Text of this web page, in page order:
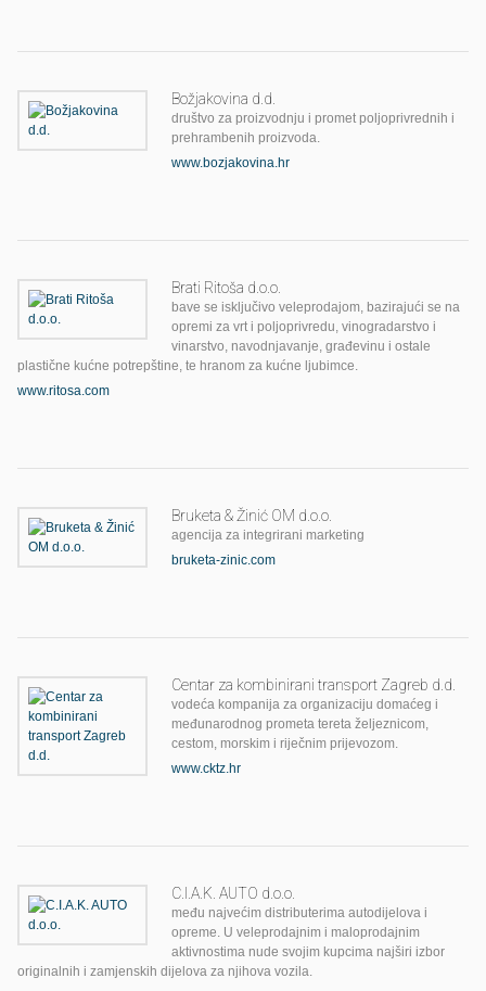
Božjakovina d.d.
društvo za proizvodnju i promet poljoprivrednih i
prehrambenih proizvoda.
www.bozjakovina.hr
Brati Ritoša d.o.o.
bave se isključivo veleprodajom, bazirajući se na
opremi za vrt i poljoprivredu, vinogradarstvo i
vinarstvo, navodnjavanje, građevinu i ostale
plastične kućne potrepštine, te hranom za kućne ljubimce.
www.ritosa.com
Bruketa & Žinić OM d.o.o.
agencija za integrirani marketing
bruketa-zinic.com
Centar za kombinirani transport Zagreb d.d.
vodeća kompanija za organizaciju domaćeg i
međunarodnog prometa tereta željeznicom,
cestom, morskim i riječnim prijevozom.
www.cktz.hr
C.I.A.K. AUTO d.o.o.
među najvećim distributerima autodijelova i
opreme. U veleprodajnim i maloprodajnim
aktivnostima nude svojim kupcima najširi izbor
originalnih i zamjenskih dijelova za njihova vozila.